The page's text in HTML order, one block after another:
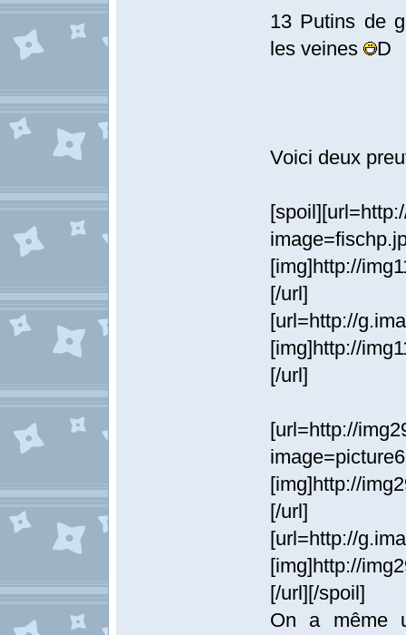
13 Putins de
les veines
D
Voici deux
[img]http://
[/url]
[url=http://
[img]http://
[/url]
[url=http://
[img]http://
[/url]
[url=http://
[img]http://
[/url][/spoil]
On a même